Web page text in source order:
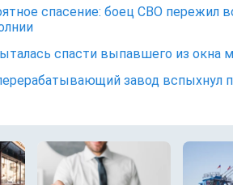
спасение: боец СВО пережил
спасти выпавшего из окна
завод вспыхнул